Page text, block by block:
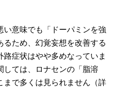
い意味でも「ドーパミンを強
ため、幻覚妄想を改善する
症状はやや多めなっていま
しては、ロナセンの「脂溶
まで多くは見られません（詳